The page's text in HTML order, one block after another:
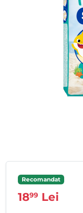
Recomandat
1899 Lei